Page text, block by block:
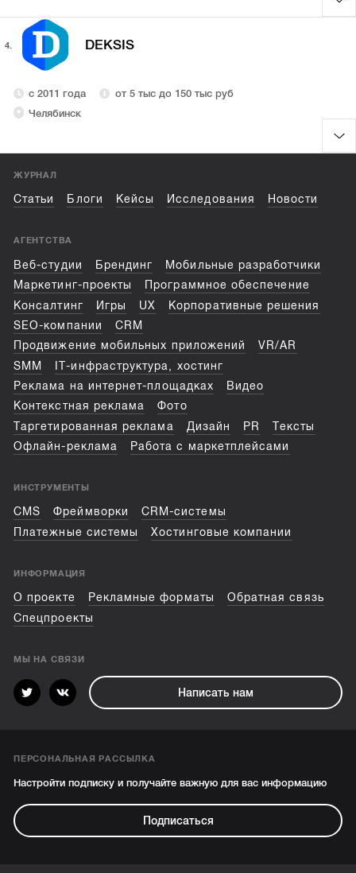
4. DEKSIS
с 2011 года
от 5 тыс до 150 тыс руб
Челябинск
ЖУРНАЛ
Статьи Блоги Кейсы Исследования Новости
АГЕНТСТВА
Веб-студии Брендинг
Мобильные разработчики
Маркетинг-проекты
Программное обеспечение
Консалтинг
Игры UX
Корпоративные решения
SEO-компании
CRM
Продвижение мобильных приложений
VR/AR
SMM
IT-инфраструктура, хостинг
Реклама на интернет-площадках
Видео
Контекстная реклама
Фото
Таргетированная реклама
Дизайн PR
Тексты
Офлайн-реклама
Работа с маркетплейсами
ИНСТРУМЕНТЫ
CMS Фреймворки
CRM-системы
Платежные системы
Хостинговые компании
ИНФОРМАЦИЯ
О проекте Рекламные форматы
Обратная связь
Спецпроекты
МЫ НА СВЯЗИ
Написать нам
ПЕРСОНАЛЬНАЯ РАССЫЛКА
Настройти подписку и получайте важную для вас информацию
Подписаться